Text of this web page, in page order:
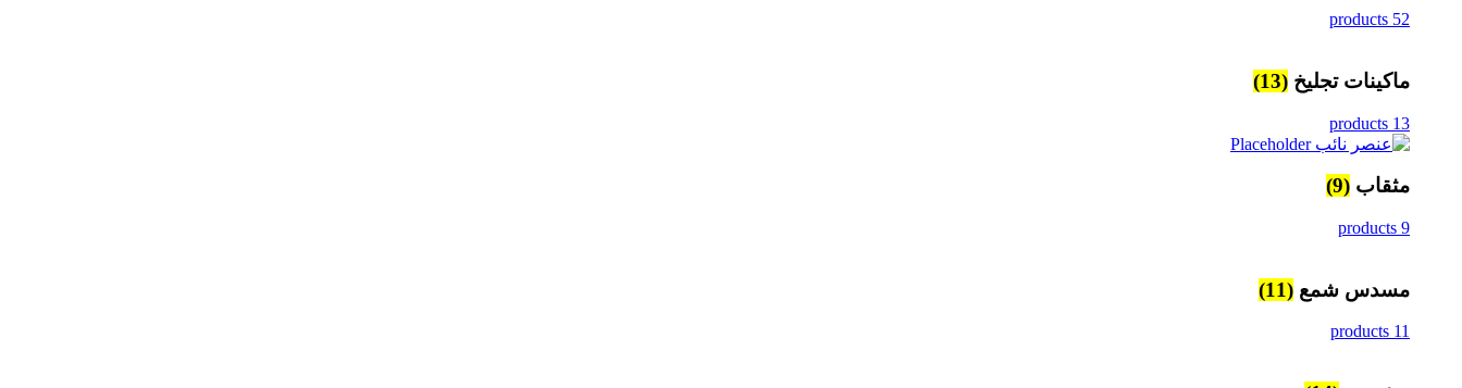
52 products
ماكينات تجليخ (13)
13 products
مثقاب (9)
9 products
مسدس شمع (11)
11 products